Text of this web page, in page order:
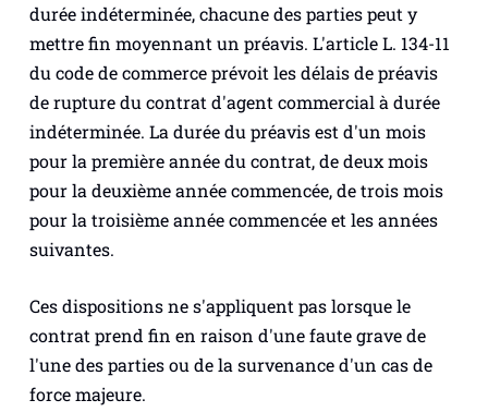
durée indéterminée, chacune des parties peut y
mettre fin moyennant un préavis. L'article L. 134-11
du code de commerce prévoit les délais de préavis
de rupture du contrat d'agent commercial à durée
indéterminée. La durée du préavis est d'un mois
pour la première année du contrat, de deux mois
pour la deuxième année commencée, de trois mois
pour la troisième année commencée et les années
suivantes.
Ces dispositions ne s'appliquent pas lorsque le
contrat prend fin en raison d'une faute grave de
l'une des parties ou de la survenance d'un cas de
force majeure.